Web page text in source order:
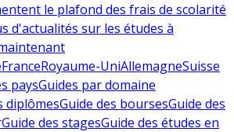
le plafond des frais de scolarité
d'actualités sur les études à
FranceRoyaume-UniAllemagneSuisse
paysGuides par domaine
diplômesGuide des boursesGuide des
Guide des stagesGuide des études en